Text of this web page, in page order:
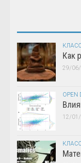
Как
29/
OPEN
12/